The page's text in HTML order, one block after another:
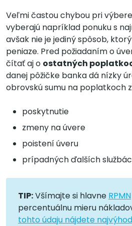
Veľmi častou chybou pri
vyberajú napríklad ponuku s
avšak nie je jediný spôsob,
peniaze. Pred požiadaním o
čítať aj o ostatných
danej pôžičke banka dá nízky
obrovskú sumu na poplatkoch
poskytnutie
zmeny na úvere
poistení úveru
prípadných ďalších
TIP:Všímajte si hlavne RPMN
percentuálnu mieru
tohto údaju nájdete